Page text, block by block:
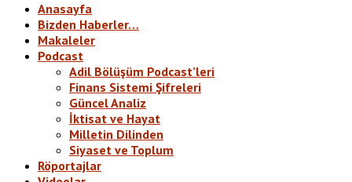
Anasayfa
Bizden Haberler…
Makaleler
Podcast
Adil Bölüşüm Podcast’leri
Finans Sistemi Şifreleri
Güncel Analiz
İktisat ve Hayat
Milletin Dilinden
Siyaset ve Toplum
Röportajlar